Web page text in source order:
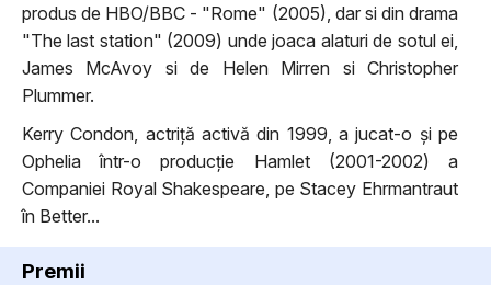
produs de HBO/BBC - "Rome" (2005), dar si din drama
"The last station" (2009) unde joaca alaturi de sotul ei,
James McAvoy si de Helen Mirren si Christopher
Plummer.
Kerry Condon, actriță activă din 1999, a jucat-o și pe
Ophelia într-o producție Hamlet (2001-2002) a
Companiei Royal Shakespeare, pe Stacey Ehrmantraut
în Better...
Premii